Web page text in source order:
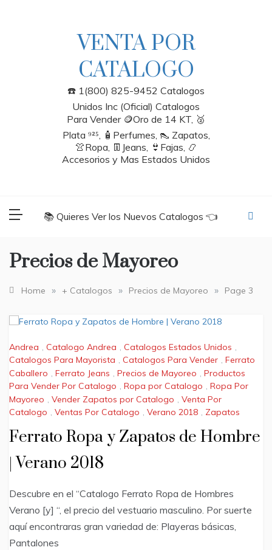
VENTA POR
CATALOGO
☎️ 1(800) 825-9452 Catalogos
Unidos Inc (Oficial) Catalogos
Para Vender 🪙Oro de 14 KT, 🥈
Plata ⁹²⁵, 🧴Perfumes, 👠 Zapatos,
👚Ropa, 👖Jeans, 👙Fajas, 📿
Accesorios y Mas Estados Unidos
📚 Quieres Ver los Nuevos Catalogos 👈
Precios de Mayoreo
Home » + Catalogos » Precios de Mayoreo » Page 3
Andrea , Catalogo Andrea , Catalogos Estados Unidos ,
Catalogos Para Mayorista , Catalogos Para Vender , Ferrato
Caballero , Ferrato Jeans , Precios de Mayoreo , Productos
Para Vender Por Catalogo , Ropa por Catalogo , Ropa Por
Mayoreo , Vender Zapatos por Catalogo , Venta Por
Catalogo , Ventas Por Catalogo , Verano 2018 , Zapatos
Ferrato Ropa y Zapatos de Hombre
| Verano 2018
Descubre en el “Catalogo Ferrato Ropa de Hombres
Verano [y] “, el precio del vestuario masculino. Por suerte
aquí encontraras gran variedad de: Playeras básicas,
Pantalones